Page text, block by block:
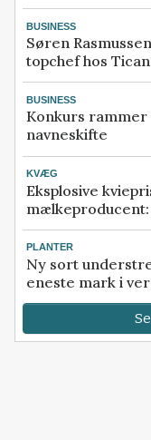
BUSINESS
Søren
topchef hos Tican
BUSINESS
Konkurs
navneskifte
KVÆG
Eksplosive
mælkeproducent:
PLANTER
Ny sort
eneste mark i